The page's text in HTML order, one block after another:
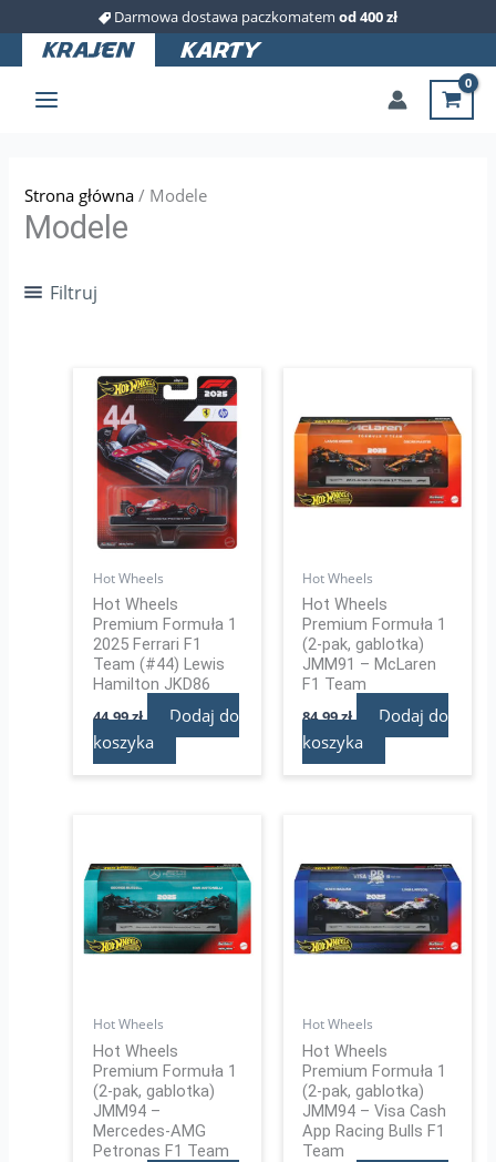
do
treści
Darmowa dostawa paczkomatem od 400 zł
Strona główna / Modele
Modele
Filtruj
Hot Wheels
Hot Wheels
Premium Formuła 1
2025 Ferrari F1
Team (#44) Lewis
Hamilton JKD86
44,99zł
Dodaj do
koszyka
Hot Wheels
Hot Wheels
Premium Formuła 1
(2-pak, gablotka)
JMM91 – McLaren
F1 Team
84,99zł
Dodaj do
koszyka
Hot Wheels
Hot Wheels
Premium Formuła 1
(2-pak, gablotka)
JMM94 –
Mercedes-AMG
Petronas F1 Team
Hot Wheels
Hot Wheels
Premium Formuła 1
(2-pak, gablotka)
JMM94 – Visa Cash
App Racing Bulls F1
Team